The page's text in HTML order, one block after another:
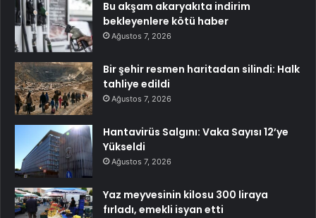
Bu akşam akaryakıta indirim
bekleyenlere kötü haber
Ağustos 7, 2026
Bir şehir resmen haritadan silindi: Halk
tahliye edildi
Ağustos 7, 2026
Hantavirüs Salgını: Vaka Sayısı 12’ye
Yükseldi
Ağustos 7, 2026
Yaz meyvesinin kilosu 300 liraya
fırladı, emekli isyan etti